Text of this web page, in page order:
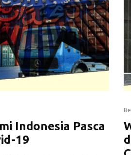
Indonesia Pasca
19